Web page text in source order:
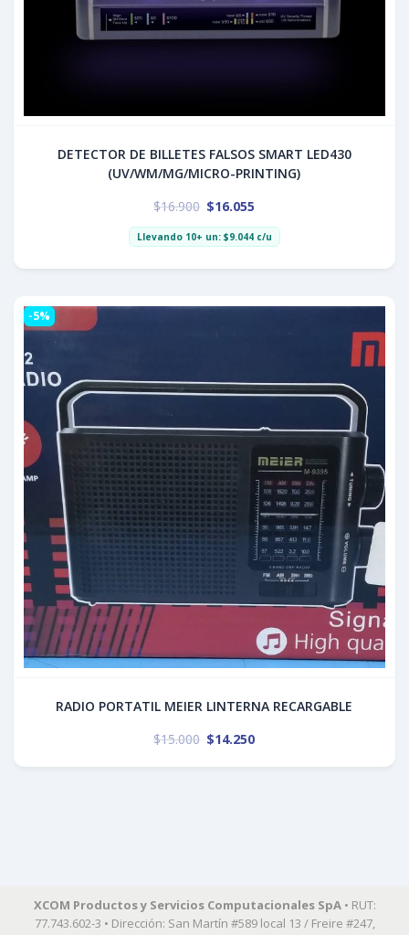
DETECTOR DE BILLETES FALSOS SMART LED430
(UV/WM/MG/MICRO-PRINTING)
$16.900 $16.055
Llevando 10+ un: $9.044c/u
-5%
RADIO PORTATIL MEIER LINTERNA RECARGABLE
$15.000 $14.250
XCOM Productos y Servicios Computacionales SpA• RUT:
77.743.602-3 • Dirección: San Martín #589 local 13 / Freire #247,